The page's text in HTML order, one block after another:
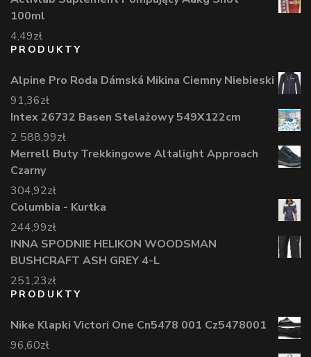
100ml
4,49zł
PRODUKTY
Alpine Pro Roda Dámská Mikina Ciemny Niebieski
91,36zł
Intex 26732 Basen Stelażowy 549X122cm
2 588,99zł
Merrell Buty Trekkingowe Altalight Approach
Czarny
304,92zł
Columbia - Kurtka
244,99zł
INNA SPODNIE HELIKON WOODSMAN
BUSHCRAFT ASH GREY 4-L
251,23zł
PRODUKTY
Nike Klapki Victori One Cn5478 001 Cz5478001
96,60zł